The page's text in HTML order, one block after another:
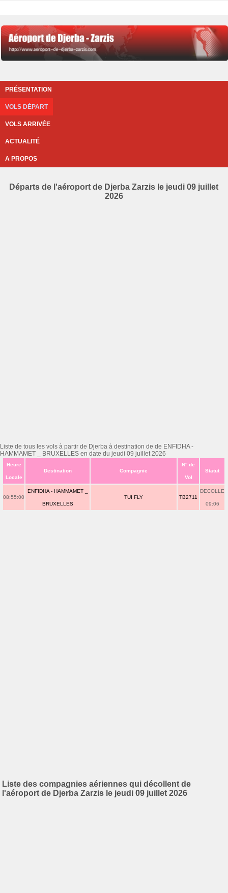
PRÉSENTATION
VOLS DÉPART
VOLS ARRIVÉE
ACTUALITÉ
A PROPOS
Départs de l'aéroport de Djerba Zarzis le jeudi 09 juillet
2026
Liste de tous les vols à partir de Djerba à destination de de ENFIDHA -
HAMMAMET _ BRUXELLES en date du jeudi 09 juillet 2026
Heure
Locale
Destination Compagnie
N° de
Vol
Statut
08:55:00
ENFIDHA - HAMMAMET _
BRUXELLES
TUI FLY TB2711
DECOLLE
09:06
Liste des compagnies aériennes qui décollent de
l'aéroport de Djerba Zarzis le jeudi 09 juillet 2026